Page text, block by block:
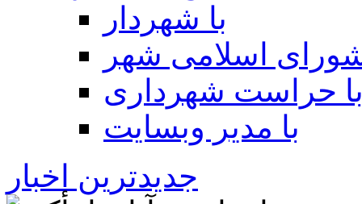
با شهردار
اسلامی شهر
حراست شهرداری
با مدیر وبسایت
جدیدترین اخبار